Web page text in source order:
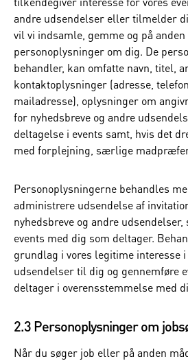
andre udsendelser eller tilmelder
vil vi indsamle, gemme og på
personoplysninger om dig. De
behandler, kan omfatte navn, titel,
kontaktoplysninger (adresse,
mailadresse), oplysninger om
for nyhedsbreve og andre
deltagelse i events samt, hvis det
med forplejning, særlige
Personoplysningerne behandles
administrere udsendelse af
nyhedsbreve og andre
events med dig som deltager.
grundlag i vores legitime interesse
udsendelser til dig og gennemføre
deltager i overensstemmelse med
2.3 Personoplysninger om
Når du søger job eller på anden